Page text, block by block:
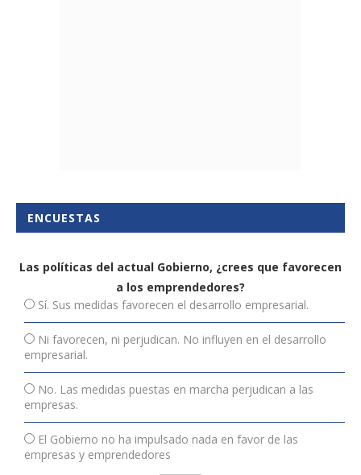
ENCUESTAS
Las políticas del actual Gobierno, ¿crees que favorecen
a los emprendedores?
Sí. Sus medidas favorecen el desarrollo empresarial.
Ni favorecen, ni perjudican. No influyen en el desarrollo
empresarial.
No. Las medidas puestas en marcha perjudican a las
empresas.
El Gobierno no ha impulsado nada en favor de las
empresas y emprendedores